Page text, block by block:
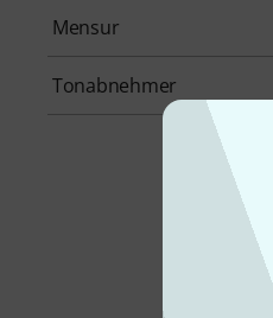
Mensur
Tonabnehmer